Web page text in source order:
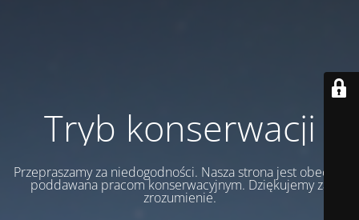
Tryb konserwacji
Przepraszamy za niedogodności. Nasza strona jest obecnie
poddawana pracom konserwacyjnym. Dziękujemy za
zrozumienie.